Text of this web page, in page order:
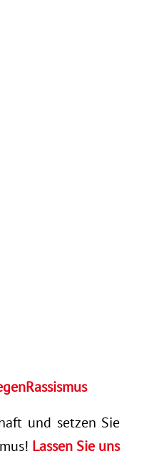
und setzen Sie
Lassen Sie uns